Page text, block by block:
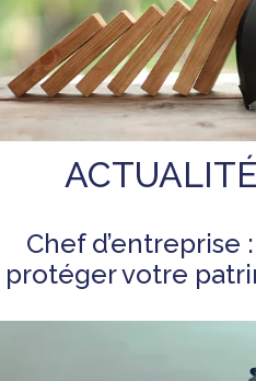
Chef
protéger votre